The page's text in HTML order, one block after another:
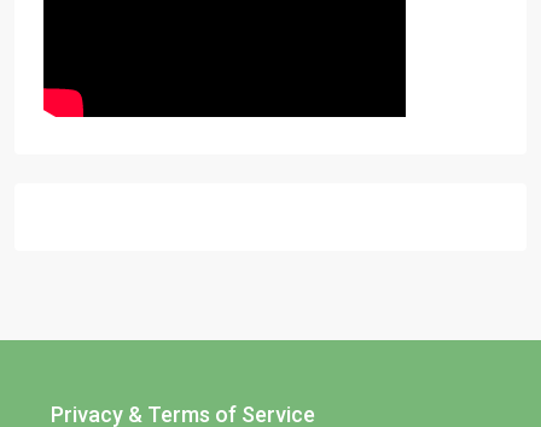
Privacy & Terms of Service